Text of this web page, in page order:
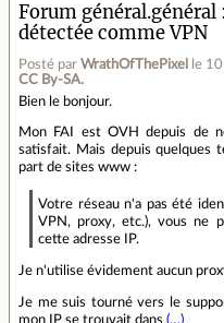
Forum général.général
détectée comme VPN
Posté par WrathOfThePixel le
CC By‑SA.
Bien le bonjour.
Mon FAI est OVH depuis de
satisfait. Mais depuis quelques
part de sites www :
Votre réseau n'a pas été
VPN, proxy, etc.), vous ne
cette adresse IP.
Je n'utilise évidement aucun
Je me suis tourné vers le
mon IP se trouvait dans (…)